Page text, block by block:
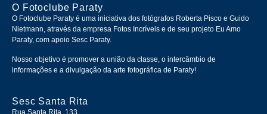
O Fotoclube Paraty
O Fotoclube Paraty é uma iniciativa dos fotógrafos Roberta Pisco e Guido
Nietmann, através da empresa Fotos Incríveis e de seu projeto Eu Amo
Paraty, com apoio Sesc Paraty.
Nosso objetivo é promover a união da classe, o intercâmbio de
informações e a divulgação da arte fotográfica de Paraty!
Sesc Santa Rita
Rua Santa Rita, 133